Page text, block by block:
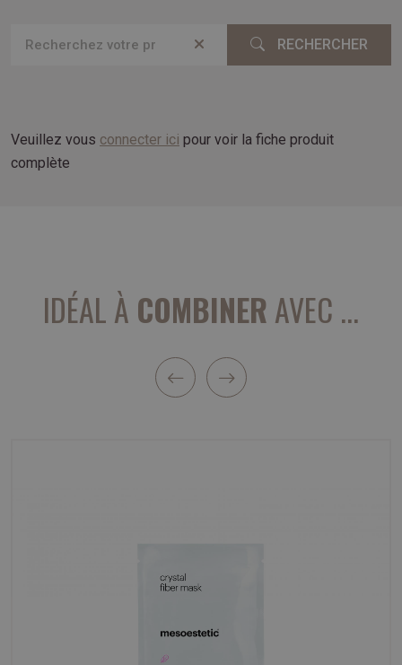
RECHERCHER
Veuillez vous connecter ici pour voir la fiche produit
complète
IDÉAL À COMBINERAVEC ...